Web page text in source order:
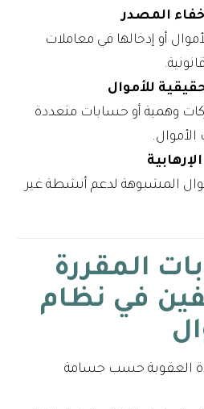
المصدر
أو إدخالها في معاملات
للأموال
وهمية أو حسابات متعددة
المشبوهة لدعم أنشطة غير
المقررة
في نظام
العقوبة حسب جسامة